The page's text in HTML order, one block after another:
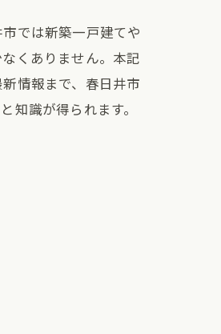
では新築一戸建てや
くありません。本記
情報まで、春日井市
知識が得られます。